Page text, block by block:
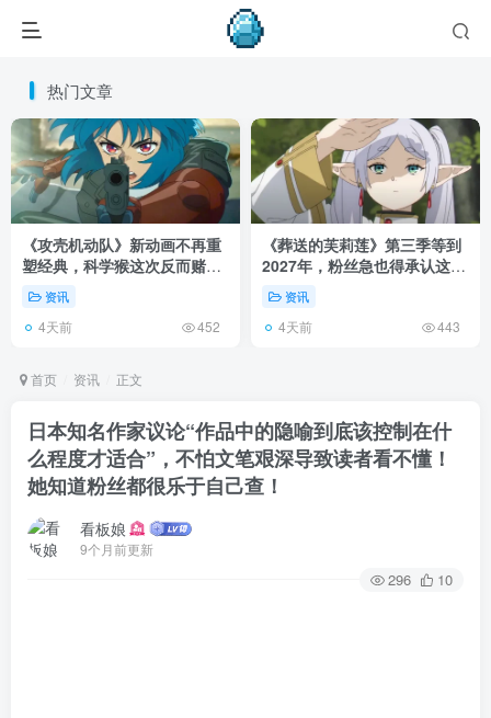
热门文章
《攻壳机动队》新动画不再重
塑经典，科学猴这次反而赌对
了！资讯
4天前 452
《葬送的芙莉莲》第三季等到
2027年，粉丝急也得承认这次
慢得有道理！
资讯
4天前 443
首页 资讯 正文
日本知名作家议论“作品中的隐喻到底该控制在什
么程度才适合”，不怕文笔艰深导致读者看不懂！
她知道粉丝都很乐于自己查！
看板娘
9个月前更新
296 10